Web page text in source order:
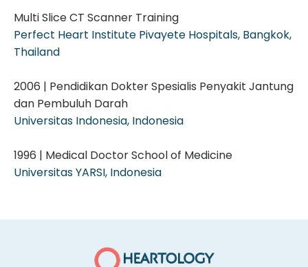
Multi Slice CT Scanner Training
Perfect Heart Institute Pivayete Hospitals, Bangkok,
Thailand
2006 | Pendidikan Dokter Spesialis Penyakit Jantung
dan Pembuluh Darah
Universitas Indonesia, Indonesia
1996 | Medical Doctor School of Medicine
Universitas YARSI, Indonesia